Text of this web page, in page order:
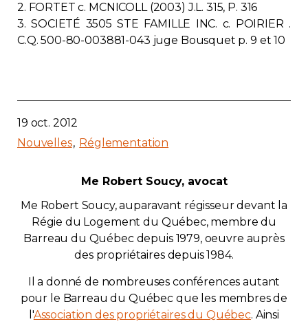
2. FORTET c. MCNICOLL (2003) J.L. 315, P. 316
3. SOCIETÉ 3505 STE FAMILLE INC. c. POIRIER .
C.Q. 500-80-003881-043 juge Bousquet p. 9 et 10
19 oct. 2012
Nouvelles Réglementation
Me Robert Soucy, avocat
Me Robert Soucy, auparavant régisseur devant la
Régie du Logement du Québec, membre du
Barreau du Québec depuis 1979, oeuvre auprès
des propriétaires depuis 1984.
Il a donné de nombreuses conférences autant
pour le Barreau du Québec que les membres de
l'Association des propriétaires du Québec. Ainsi